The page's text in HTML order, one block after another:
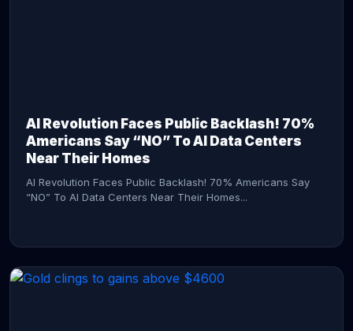
AI Revolution Faces Public Backlash! 70%
Americans Say “NO” To AI Data Centers
Near Their Homes
AI Revolution Faces Public Backlash! 70% Americans Say
“NO” To AI Data Centers Near Their Homes...